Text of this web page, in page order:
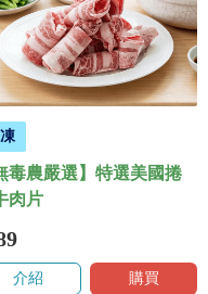
毒農嚴選】特選美國捲
肉片
介紹 購買